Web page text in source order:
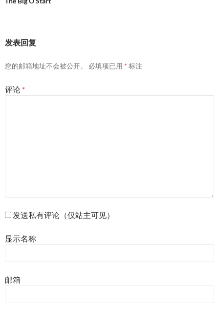
发表回复
您的邮箱地址不会被公开。 必填项已用 * 标注
评论 *
发送私有评论（仅站主可见）
显示名称
邮箱